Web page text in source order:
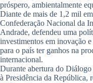
próspero, ambientalmente
Diante de mais de 1,2 mil
Confederação Nacional da
Andrade, defendeu uma
investimentos em inovação
para o país ter ganhos na
internacional.
Durante abertura do
à Presidência da República,